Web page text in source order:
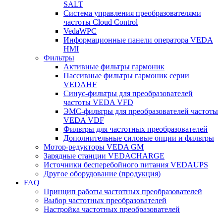
SALT
Система управления преобразователями
частоты Cloud Control
VedaWPC
Информационные панели оператора VEDA
HMI
Фильтры
Активные фильтры гармоник
Пассивные фильтры гармоник серии
VEDAHF
Синус-фильтры для преобразователей
частоты VEDA VFD
ЭМС-фильтры для преобразователей частоты
VEDA VDF
Фильтры для частотных преобразователей
Дополнительные силовые опции и фильтры
Мотор-редукторы VEDA GM
Зарядные станции VEDACHARGE
Источники бесперебойного питания VEDAUPS
Другое оборудование (продукция)
FAQ
Принцип работы частотных преобразователей
Выбор частотных преобразователей
Настройка частотных преобразователей